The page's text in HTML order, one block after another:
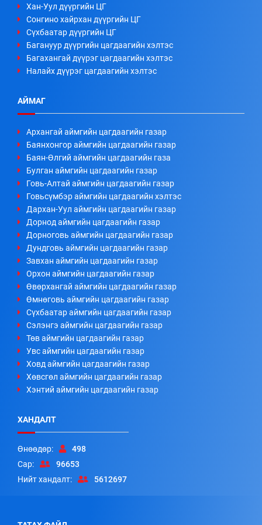
Хан-Уул дүүргийн ЦГ
Сонгино хайрхан дүүргийн ЦГ
Сүхбаатар дүүргийн ЦГ
Багануур дүүргийн цагдаагийн хэлтэс
Багахангай дүүрэг цагдаагийн хэлтэс
Налайх дүүрэг цагдаагийн хэлтэс
АЙМАГ
Архангай аймгийн цагдаагийн газар
Баянхонгор аймгийн цагдаагийн газар
Баян-Өлгий аймгийн цагдаагийн газа
Булган аймгийн цагдаагийн газар
Говь-Алтай аймгийн цагдаагийн газар
Говьсүмбэр аймгийн цагдаагийн хэлтэс
Дархан-Уул аймгийн цагдаагийн газар
Дорнод аймгийн цагдаагийн газар
Дорноговь аймгийн цагдаагийн газар
Дундговь аймгийн цагдаагийн газар
Завхан аймгийн цагдаагийн газар
Орхон аймгийн цагдаагийн газар
Өвөрхангай аймгийн цагдаагийн газар
Өмнөговь аймгийн цагдаагийн газар
Сүхбаатар аймгийн цагдаагийн газар
Сэлэнгэ аймгийн цагдаагийн газар
Төв аймгийн цагдаагийн газар
Увс аймгийн цагдаагийн газар
Ховд аймгийн цагдаагийн газар
Хөвсгөл аймгийн цагдаагийн газар
Хэнтий аймгийн цагдаагийн газар
ХАНДАЛТ
Өнөөдөр:
498
Сар:
96653
Нийт хандалт:
5612697